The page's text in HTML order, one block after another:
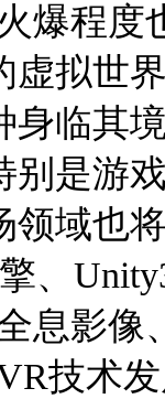
程度
虚拟世
身临其
别是游
领域也
、
息影像
技术